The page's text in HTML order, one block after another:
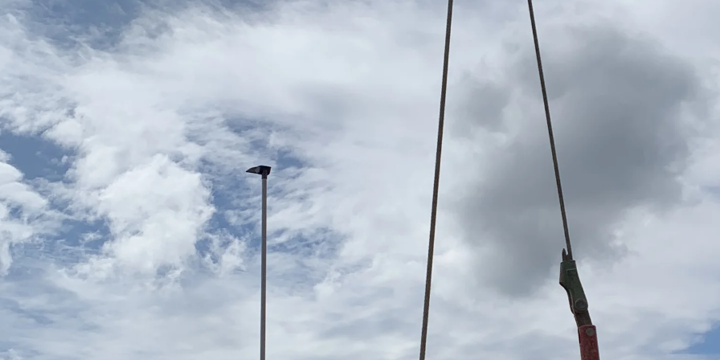
Zurück
Querkraftbewehrung JDA-S
Rückbiegeanschlüsse
Zurück
FERBOX®
Anschlussabdichtung
GFK-Bewehrung
Zurück
FIBERNOX® V-ROD
Edelstahlbewehrung
Zurück Edelstahlbewehrung
Nichtrostender Betonstahl
Mauerwerksbewehrung
Zurück
Bewehrungszubehör